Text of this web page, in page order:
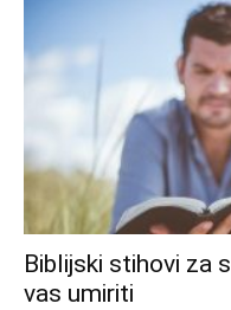
Biblijski stihovi za
vas umiriti